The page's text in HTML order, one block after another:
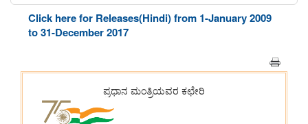
संसदीय कार्य मंत्रालय
संसदीय कार्य मंत्रालय ने राष्ट्रीय युवा संसद योजना के वेब पोर्टल के उन्नत
संघ लोक सेवा आयोग
भारत सरकार में विभिन्न पदों पर सीधी भर्ती
Click here for Releases(Hindi) from 1-January 2009
to 31-December 2017